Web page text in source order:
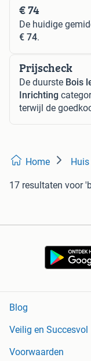
€ 74
De huidige
€ 74.
Prijscheck
De duurste Bois
Inrichting
terwijl de
Home
17 resultaten voor
Blog
Veilig en Succesvol
Voorwaarden